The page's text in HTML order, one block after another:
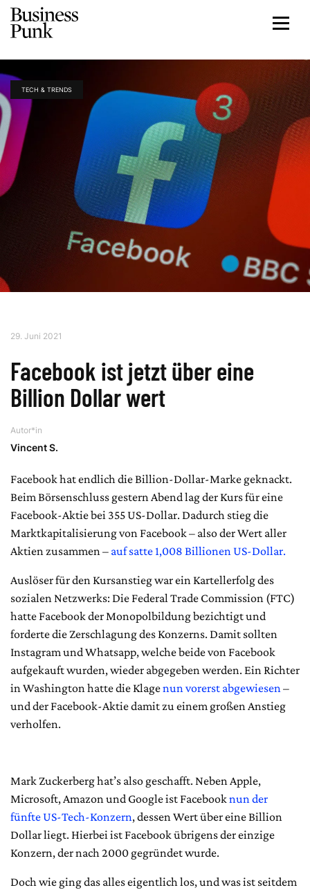
TECH & TRENDS
29. Juni 2021
Facebook ist jetzt über eine
Billion Dollar wert
Autor*in
Vincent S.
Facebook hat endlich die Billion-Dollar-Marke geknackt.
Beim Börsenschluss gestern Abend lag der Kurs für eine
Facebook-Aktie bei 355 US-Dollar. Dadurch stieg die
Marktkapitalisierung von Facebook – also der Wert aller
Aktien zusammen – auf satte 1,008 Billionen US-Dollar.
Auslöser für den Kursanstieg war ein Kartellerfolg des
sozialen Netzwerks: Die Federal Trade Commission (FTC)
hatte Facebook der Monopolbildung bezichtigt und
forderte die Zerschlagung des Konzerns. Damit sollten
Instagram und Whatsapp, welche beide von Facebook
aufgekauft wurden, wieder abgegeben werden. Ein Richter
in Washington hatte die Klagenun vorerst abgewiesen–
und der Facebook-Aktie damit zu einem großen Anstieg
verholfen.
Mark Zuckerberg hat’s also geschafft. Neben Apple,
Microsoft, Amazon und Google ist Facebooknun der
fünfte US-Tech-Konzern, dessen Wert über eine Billion
Dollar liegt. Hierbei ist Facebook übrigens der einzige
Konzern, der nach 2000 gegründet wurde.
Doch wie ging das alles eigentlich los, und was ist seitdem